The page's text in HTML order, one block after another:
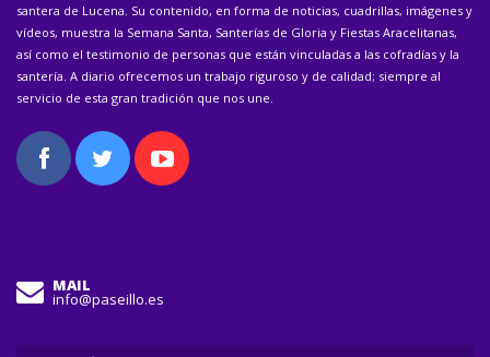
santera de Lucena. Su contenido, en forma de noticias, cuadrillas, imágenes y
vídeos, muestra la Semana Santa, Santerías de Gloria y Fiestas Aracelitanas,
así como el testimonio de personas que están vinculadas a las cofradías y la
santería. A diario ofrecemos un trabajo riguroso y de calidad; siempre al
servicio de esta gran tradición que nos une.
MAIL
info@paseillo.es